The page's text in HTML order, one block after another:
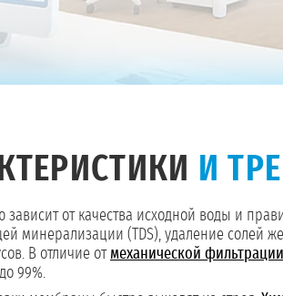
И
от качества исходной воды и
(TDS), удаление солей
В отличие от механической фильтрации
99%.